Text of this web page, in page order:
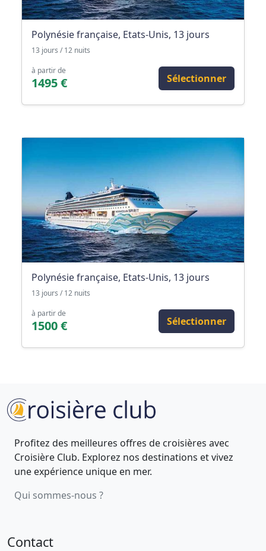
Polynésie française, Etats-Unis, 13 jours
13 jours / 12 nuits
à partir de
1495 € Sélectionner
Polynésie française, Etats-Unis, 13 jours
13 jours / 12 nuits
à partir de
1500 € Sélectionner
Profitez des meilleures offres de croisières avec
Croisière Club. Explorez nos destinations et vivez
une expérience unique en mer.
Qui sommes-nous ?
Contact